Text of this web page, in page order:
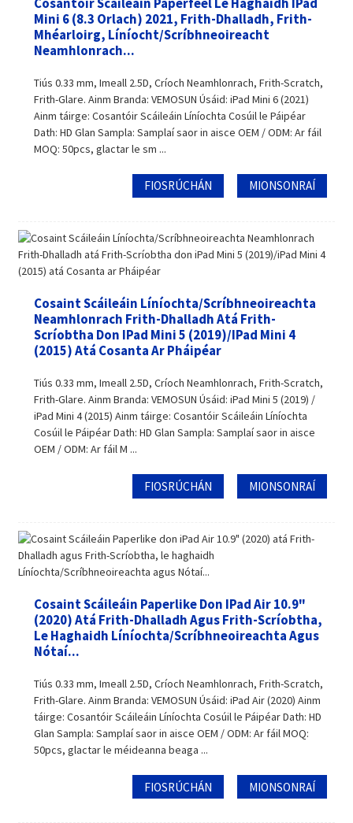
Mini 6 (8.3 Orlach) 2021, Frith-Dhalladh, Frith-
Mhéarloirg, Líníocht/Scríbhneoireacht
Neamhlonrach...
Tiús 0.33 mm, Imeall 2.5D, Críoch Neamhlonrach, Frith-Scratch,
Frith-Glare. Ainm Branda: VEMOSUN Úsáid: iPad Mini 6 (2021)
Ainm táirge: Cosantóir Scáileáin Líníochta Cosúil le Páipéar
Dath: HD Glan Sampla: Samplaí saor in aisce OEM / ODM: Ar fáil
MOQ: 50pcs, glactar le sm ...
FIOSRÚCHÁN MIONSONRAÍ
Cosaint Scáileáin Líníochta/Scríbhneoireachta
Neamhlonrach Frith-Dhalladh Atá Frith-
Scríobtha Don IPad Mini 5 (2019)/iPad Mini 4
(2015) Atá Cosanta Ar Pháipéar
Tiús 0.33 mm, Imeall 2.5D, Críoch Neamhlonrach, Frith-Scratch,
Frith-Glare. Ainm Branda: VEMOSUN Úsáid: iPad Mini 5 (2019) /
iPad Mini 4 (2015) Ainm táirge: Cosantóir Scáileáin Líníochta
Cosúil le Páipéar Dath: HD Glan Sampla: Samplaí saor in aisce
OEM / ODM: Ar fáil M ...
FIOSRÚCHÁN MIONSONRAÍ
Cosaint Scáileáin Paperlike Don IPad Air 10.9"
(2020) Atá Frith-Dhalladh Agus Frith-Scríobtha,
Le Haghaidh Líníochta/Scríbhneoireachta Agus
Nótaí...
Tiús 0.33 mm, Imeall 2.5D, Críoch Neamhlonrach, Frith-Scratch,
Frith-Glare. Ainm Branda: VEMOSUN Úsáid: iPad Air (2020) Ainm
táirge: Cosantóir Scáileáin Líníochta Cosúil le Páipéar Dath: HD
Glan Sampla: Samplaí saor in aisce OEM / ODM: Ar fáil MOQ:
50pcs, glactar le méideanna beaga ...
FIOSRÚCHÁN MIONSONRAÍ